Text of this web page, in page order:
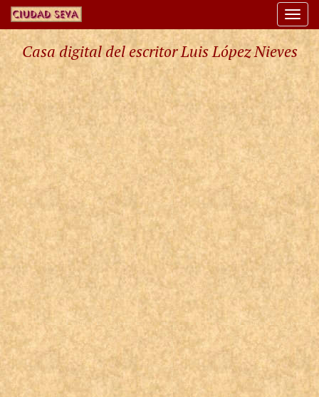
Casa digital del escritor Luis López Nieves